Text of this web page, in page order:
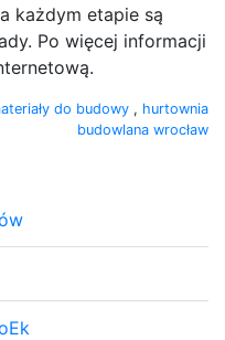
każdym etapie są
Po więcej informacji
do budowy , hurtownia
budowlana wrocław